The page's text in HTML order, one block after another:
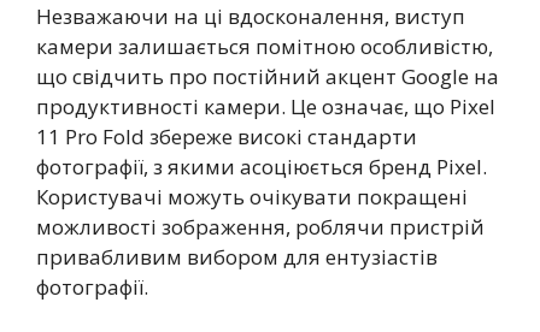
Незважаючи на ці вдосконалення, виступ
камери залишається помітною особливістю,
що свідчить про постійний акцент Google на
продуктивності камери. Це означає, що Pixel
11 Pro Fold збереже високі стандарти
фотографії, з якими асоціюється бренд Pixel.
Користувачі можуть очікувати покращені
можливості зображення, роблячи пристрій
привабливим вибором для ентузіастів
фотографії.